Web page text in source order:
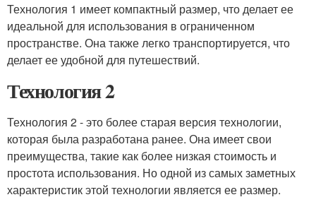
Технология 1 имеет компактный размер, что делает ее
идеальной для использования в ограниченном
пространстве. Она также легко транспортируется, что
делает ее удобной для путешествий.
Технология 2
Технология 2 - это более старая версия технологии,
которая была разработана ранее. Она имеет свои
преимущества, такие как более низкая стоимость и
простота использования. Но одной из самых заметных
характеристик этой технологии является ее размер.